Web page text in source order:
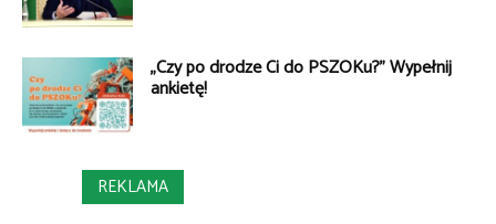
„Czy po drodze Ci do PSZOKu?” Wypełnij
ankietę!
REKLAMA